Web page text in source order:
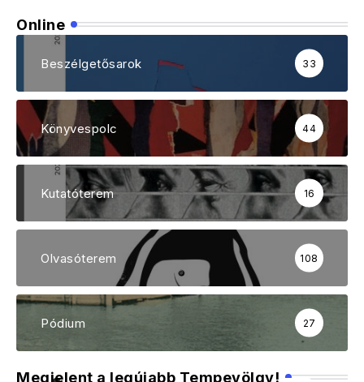
Online
Beszélgetősarok 33
Könyvespolc 44
Kutatóterem 16
Olvasóterem 108
Pódium 27
Megjelent a legújabb Tempevölgy!